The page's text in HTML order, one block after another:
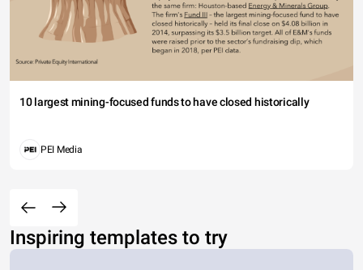
10 largest mining-focused funds to have closed historically
PEI Media
Inspiring templates to try